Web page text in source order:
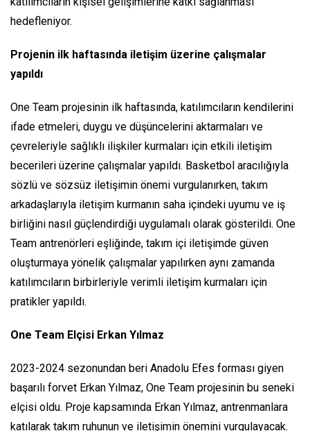
hedefleniyor.
Projenin ilk haftasında iletişim üzerine çalışmalar
yapıldı
One Team projesinin ilk haftasında, katılımcıların kendilerini
ifade etmeleri, duygu ve düşüncelerini aktarmaları ve
çevreleriyle sağlıklı ilişkiler kurmaları için etkili iletişim
becerileri üzerine çalışmalar yapıldı. Basketbol aracılığıyla
sözlü ve sözsüz iletişimin önemi vurgulanırken, takım
arkadaşlarıyla iletişim kurmanın saha içindeki uyumu ve iş
birliğini nasıl güçlendirdiği uygulamalı olarak gösterildi. One
Team antrenörleri eşliğinde, takım içi iletişimde güven
oluşturmaya yönelik çalışmalar yapılırken aynı zamanda
katılımcıların birbirleriyle verimli iletişim kurmaları için
pratikler yapıldı.
One Team Elçisi Erkan Yılmaz
2023-2024 sezonundan beri Anadolu Efes forması giyen
başarılı forvet Erkan Yılmaz, One Team projesinin bu seneki
elçisi oldu. Proje kapsamında Erkan Yılmaz, antrenmanlara
katılarak takım ruhunun ve iletişimin önemini vurgulayacak.